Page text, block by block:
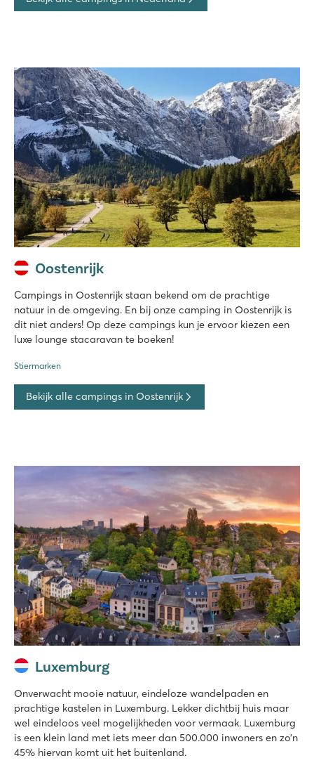
Oostenrijk
Campings in Oostenrijk staan bekend om de prachtige
natuur in de omgeving. En bij onze camping in Oostenrijk is
dit niet anders! Op deze campings kun je ervoor kiezen een
luxe lounge stacaravan te boeken!
Stiermarken
Bekijk alle campings in Oostenrijk
Luxemburg
Onverwacht mooie natuur, eindeloze wandelpaden en
prachtige kastelen in Luxemburg. Lekker dichtbij huis maar
wel eindeloos veel mogelijkheden voor vermaak. Luxemburg
is een klein land met iets meer dan 500.000 inwoners en zo’n
45% hiervan komt uit het buitenland.